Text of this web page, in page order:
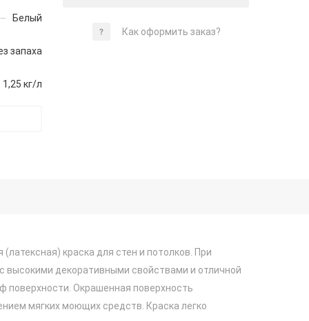
Белый
запаха
1,25 кг/л
Как оформить заказ?
краска для стен и потолков. При
высокими декоративными свойствами и отличной
поверхности. Окрашенная поверхность
мягких моющих средств. Краска легко